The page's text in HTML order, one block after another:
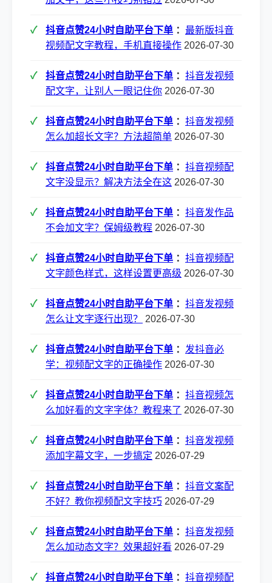
抖音点赞24小时自助平台下单 ： 最新版抖音
视频配文字教程，手机直接操作 2026-07-30
抖音点赞24小时自助平台下单 ： 抖音发视频
配文字，让别人一眼记住你 2026-07-30
抖音点赞24小时自助平台下单 ： 抖音发视频
怎么加超长文字？方法超简单 2026-07-30
抖音点赞24小时自助平台下单 ： 抖音视频配
文字没显示？解决方法全在这 2026-07-30
抖音点赞24小时自助平台下单 ： 抖音发作品
不会加文字？保姆级教程 2026-07-30
抖音点赞24小时自助平台下单 ： 抖音视频配
文字颜色样式，这样设置更高级 2026-07-30
抖音点赞24小时自助平台下单 ： 抖音发视频
怎么让文字逐行出现？
2026-07-30
抖音点赞24小时自助平台下单 ： 发抖音必
学：视频配文字的正确操作 2026-07-30
抖音点赞24小时自助平台下单 ： 抖音视频怎
么加好看的文字字体？教程来了 2026-07-30
抖音点赞24小时自助平台下单 ： 抖音发视频
添加字幕文字，一步搞定 2026-07-29
抖音点赞24小时自助平台下单 ： 抖音文案配
不好？教你视频配文字技巧 2026-07-29
抖音点赞24小时自助平台下单 ： 抖音发视频
怎么加动态文字？效果超好看 2026-07-29
抖音点赞24小时自助平台下单 ： 抖音视频配